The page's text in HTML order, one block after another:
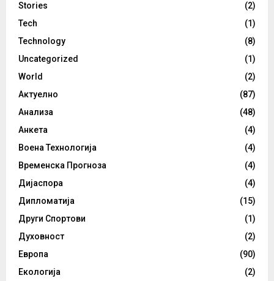
Stories
(2)
Tech
(1)
Technology
(8)
Uncategorized
(1)
World
(2)
Актуелно
(87)
Анализа
(48)
Анкета
(4)
Воена Технологија
(4)
Временска Прогноза
(4)
Дијаспора
(4)
Дипломатија
(15)
Други Спортови
(1)
Духовност
(2)
Европа
(90)
Екологија
(2)